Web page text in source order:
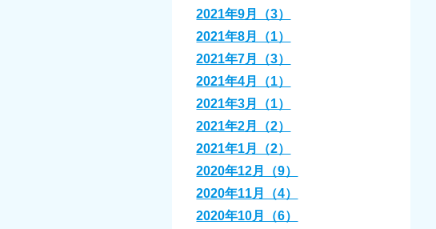
2021年9月（3）
2021年8月（1）
2021年7月（3）
2021年4月（1）
2021年3月（1）
2021年2月（2）
2021年1月（2）
2020年12月（9）
2020年11月（4）
2020年10月（6）